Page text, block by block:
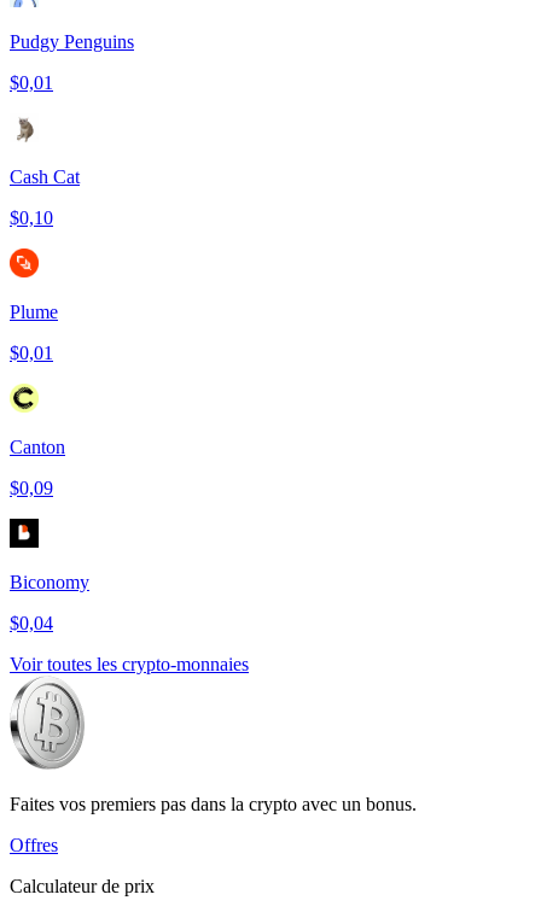
Pudgy Penguins
$0,01
Cash Cat
$0,10
Plume
$0,01
Canton
$0,09
Biconomy
$0,04
Voir toutes les crypto-monnaies
Faites vos premiers pas dans la crypto avec un bonus.
Offres
Calculateur de prix